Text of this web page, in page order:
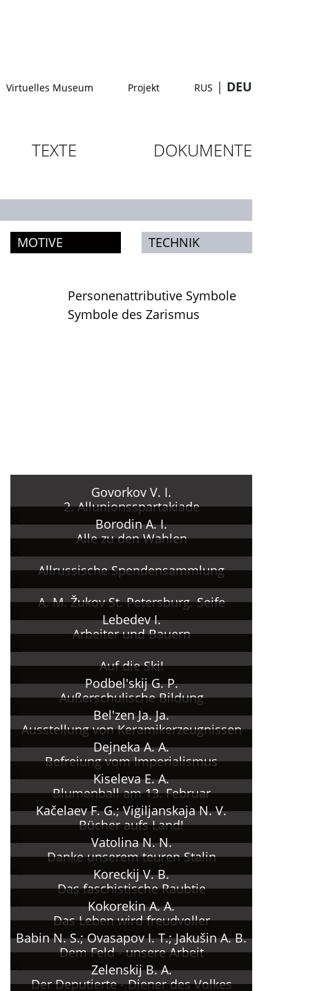
Virtuelles Museum Projekt RUS | DEU
TEXTE DOKUMENTE
MOTIVE TECHNIK
Personenattributive Symbole
Symbole des Zarismus
Govorkov V. I.
2. Allunionsspartakiade
Borodin A. I.
Alle zu den Wahlen
Allrussische Spendensammlung
A. M. Žukov St. Petersburg. Seife
Lebedev I.
Arbeiter und Bauern
Auf die Ski!
Podbel'skij G. P.
Außerschulische Bildung
Bel'zen Ja. Ja.
Ausstellung von Keramikerzeugnissen
Dejneka A. A.
Befreiung vom Imperialismus
Kiseleva E. A.
Blumenball am 13. Februar
Kačelaev F. G.; Vigiljanskaja N. V.
Bücher aufs Land!
Vatolina N. N.
Danke unserem teuren Stalin
Koreckij V. B.
Das faschistische Raubtie
Kokorekin A. A.
Das Leben wird freudvoller
Babin N. S.; Ovasapov I. T.; Jakušin A. B.
Dem Feld - unsere Arbeit
Zelenskij B. A.
Der Deputierte - Diener des Volkes